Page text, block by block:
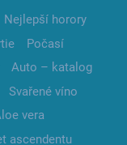
Nejlepší horory
Počasí
Auto – katalog
Svařené víno
vera
ascendentu